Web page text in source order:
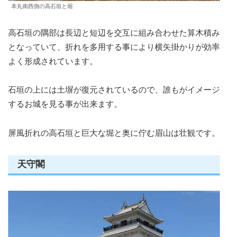
本丸南西側の高石垣と堀
高石垣の隅部は長辺と短辺を交互に組み合わせた算木積み
となっていて、折れを多用する事により横矢掛かりが効率
よく形成されています。
石垣の上には土塀が復元されているので、誰もがイメージ
するお城を見る事が出来ます。
屏風折れの高石垣と巨大な堀と奥に佇む眉山は壮観です。
天守閣